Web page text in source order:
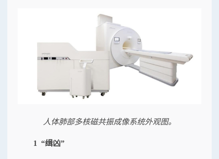
人体肺部多核磁共振成像系统外观图。
1 “缉凶”